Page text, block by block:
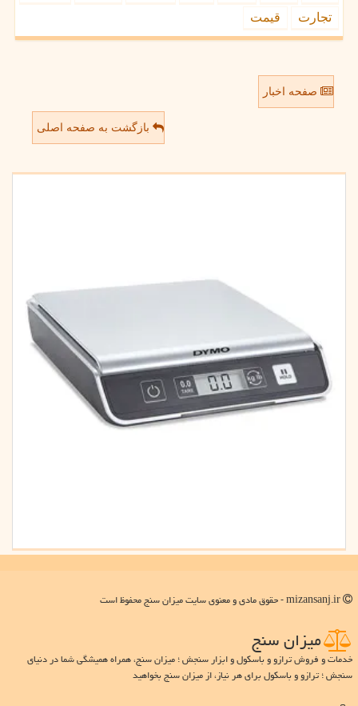
تجارت
قیمت
صفحه اخبار
بازگشت به صفحه اصلی
میزان سنج
خدمات و فروش ترازو و باسکول و ابزار سنجش ؛ میزان سنج، همراه همیشگی شما در دنیای
سنجش ؛ ترازو و باسکول برای هر نیاز، از میزان سنج بخواهید